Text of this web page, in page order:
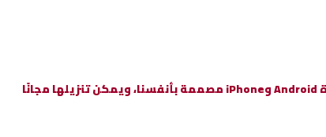
17. يعمل مع جميع بطاريات 12 فولت./ لاسلكي (بلوتوث 4.2) في 10 أمتار./ برنامج متضمن لأجهزة Android وiPhone./ جميع التطبيقات لأجهزة Android وiPhone مصممة بأنفسنا، ويمكن تنزيلها مجانًا